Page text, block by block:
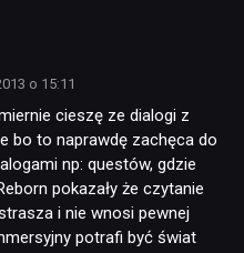
o 15:11
cieszę ze dialogi z
bo to naprawdę zachęca do
np: questów, gdzie
pokazały że czytanie
i nie wnosi pewnej
potrafi być świat